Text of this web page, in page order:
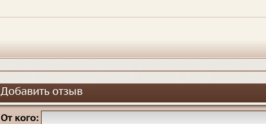
Добавить отзыв
От кого: